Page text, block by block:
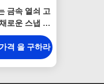
금속 열쇠 고
로운 스냅 걸
사각 플라스
틱격 을 구하라